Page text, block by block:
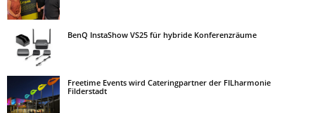
BenQ InstaShow VS25 für hybride Konferenzräume
Freetime Events wird Cateringpartner der FILharmonie
Filderstadt